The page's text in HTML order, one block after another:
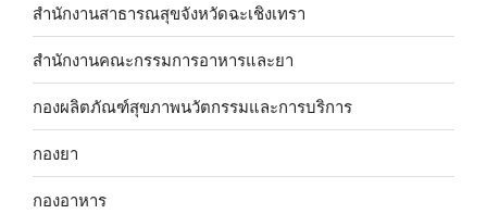
สำนักงานสาธารณสุขจังหวัดฉะเชิงเทรา
สำนักงานคณะกรรมการอาหารและยา
กองผลิตภัณฑ์สุขภาพนวัตกรรมและการบริการ
กองยา
กองอาหาร